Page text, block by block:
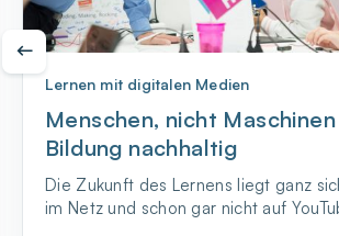
Lernen mit digitalen Medien
Menschen, nicht
Bildung nachhaltig
Die Zukunft des Lernens liegt ganz
im Netz und schon gar nicht auf